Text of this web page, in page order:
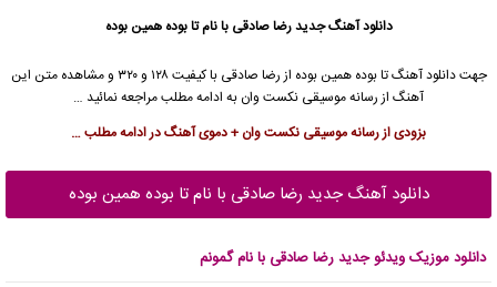
دانلود آهنگ جدیدرضا صادقی با نام تا بوده همین بوده
جهت دانلود آهنگ تا بوده همین بوده از رضا صادقی
با کیفیت ۱۲۸ و ۳۲۰ و مشاهده متن این
آهنگ از رسانه موسیقی نکست وان به ادامه مطلب مراجعه نمائید …
بزودی از رسانه موسیقی نکست وان + دموی آهنگ در ادامه مطلب …
دانلود آهنگ جدید رضا صادقی با نام تا بوده همین بوده
دانلود موزیک ویدئو جدید رضا صادقی با نام گمونم